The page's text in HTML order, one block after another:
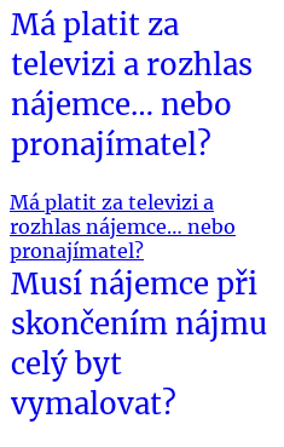
Má platit za
televizi a rozhlas
nájemce… nebo
pronajímatel?
Má platit za televizi a
rozhlas nájemce… nebo
pronajímatel?
Musí nájemce při
skončením nájmu
celý byt
vymalovat?